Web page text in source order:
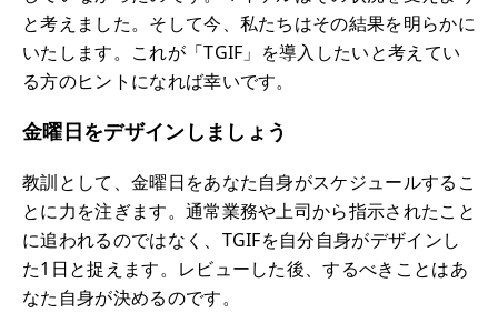
と考えました。そして今、私たちはその結果を明らかに
いたします。これが「TGIF」を導入したいと考えてい
る方のヒントになれば幸いです。
金曜日をデザインしましょう
教訓として、金曜日をあなた自身がスケジュールするこ
とに力を注ぎます。通常業務や上司から指示されたこと
に追われるのではなく、TGIFを自分自身がデザインし
た1日と捉えます。レビューした後、するべきことはあ
なた自身が決めるのです。